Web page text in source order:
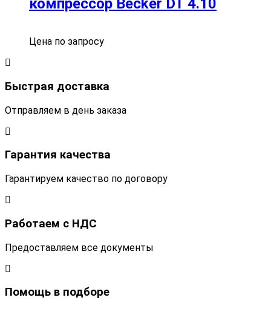
компрессор Becker DT 4.10
Цена по запросу
Быстрая доставка
Отправляем в день заказа
Гарантия качества
Гарантируем качество по договору
Работаем с НДС
Предоставляем все документы
Помощь в подборе